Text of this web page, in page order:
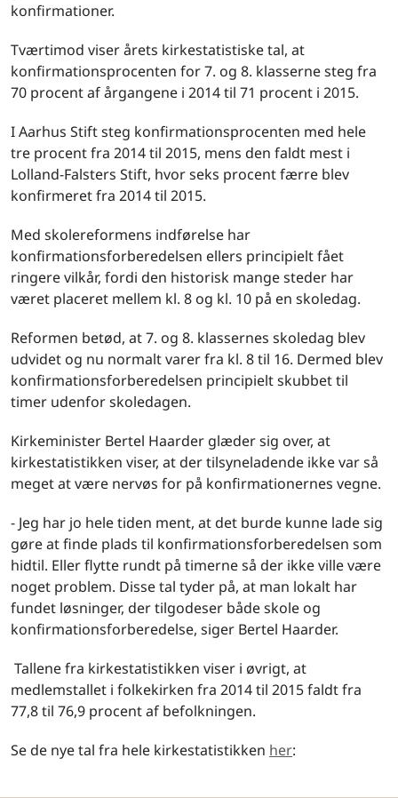
konfirmationer.
Tværtimod viser årets kirkestatistiske tal, at
konfirmationsprocenten for 7. og 8. klasserne steg fra
70 procent af årgangene i 2014 til 71 procent i 2015.
I Aarhus Stift steg konfirmationsprocenten med hele
tre procent fra 2014 til 2015, mens den faldt mest i
Lolland-Falsters Stift, hvor seks procent færre blev
konfirmeret fra 2014 til 2015.
Med skolereformens indførelse har
konfirmationsforberedelsen ellers principielt fået
ringere vilkår, fordi den historisk mange steder har
været placeret mellem kl. 8 og kl. 10 på en skoledag.
Reformen betød, at 7. og 8. klassernes skoledag blev
udvidet og nu normalt varer fra kl. 8 til 16. Dermed blev
konfirmationsforberedelsen principielt skubbet til
timer udenfor skoledagen.
Kirkeminister Bertel Haarder glæder sig over, at
kirkestatistikken viser, at der tilsyneladende ikke var så
meget at være nervøs for på konfirmationernes vegne.
- Jeg har jo hele tiden ment, at det burde kunne lade sig
gøre at finde plads til konfirmationsforberedelsen som
hidtil. Eller flytte rundt på timerne så der ikke ville være
noget problem. Disse tal tyder på, at man lokalt har
fundet løsninger, der tilgodeser både skole og
konfirmationsforberedelse, siger Bertel Haarder.
Tallene fra kirkestatistikken viser i øvrigt, at
medlemstallet i folkekirken fra 2014 til 2015 faldt fra
77,8 til 76,9 procent af befolkningen.
Se de nye tal fra hele kirkestatistikken her: